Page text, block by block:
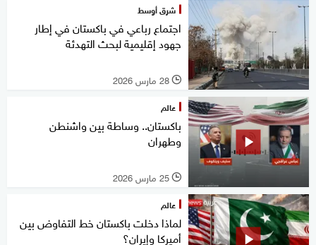
شرق أوسط
اجتماع رباعي في باكستان في إطار
جهود إقليمية لبحث التهدئة
l 28 مارس 2026
عالم
باكستان.. وساطة بين واشنطن
وطهران
l 25 مارس 2026
عالم
لماذا دخلت باكستان خط التفاوض بين
أميركا وإيران؟